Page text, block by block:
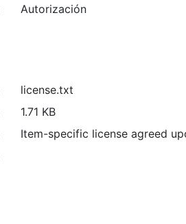
Autorización
license.txt
1.71 KB
Item-specific license agreed